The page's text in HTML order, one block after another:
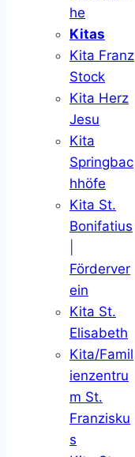
he
Kitas
Kita Franz
Stock
Kita Herz
Jesu
Kita
Springbac
hhöfe
Kita St.
Bonifatius
Förderver
ein
Kita St.
Elisabeth
Kita/Famil
ienzentru
m St.
Franzisku
s